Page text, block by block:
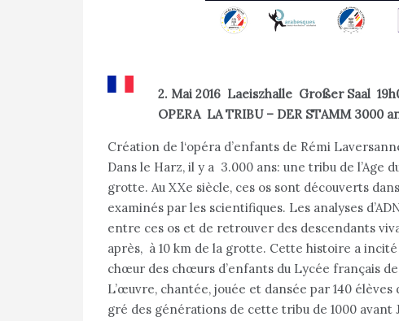
2. Mai 2016 Laeiszhalle Großer Saal
OPERA LA TRIBU – DER STAMM 3000
Création de l‘opéra d’enfants de Rémi
Dans le Harz, il y a 3.000 ans: une tribu de l’Age
grotte. Au XXe siècle, ces os sont découverts
examinés par les scientifiques. Les analyses
entre ces os et de retrouver des descendants
après, à 10 km de la grotte. Cette histoire a
chœur des chœurs d’enfants du Lycée français
L’œuvre, chantée, jouée et dansée par 140
gré des générations de cette tribu de 1000 avant